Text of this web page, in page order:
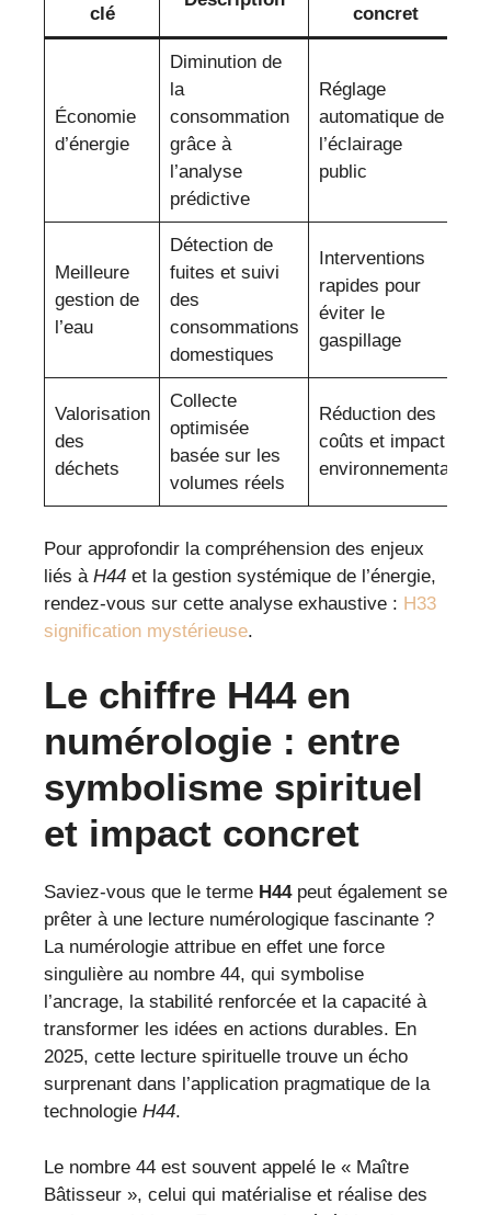
clé
concret
Économie
d’énergie
Diminution de
la
consommation
grâce à
l’analyse
prédictive
Réglage
automatique de
l’éclairage
public
Meilleure
gestion de
l’eau
Détection de
fuites et suivi
des
consommations
domestiques
Interventions
rapides pour
éviter le
gaspillage
Valorisation
des
déchets
Collecte
optimisée
basée sur les
volumes réels
Réduction des
coûts et impact
environnemental
Pour approfondir la compréhension des enjeux
liés à H44 et la gestion systémique de l’énergie,
rendez-vous sur cette analyse exhaustive : H33
signification mystérieuse.
Le chiffre H44 en
numérologie : entre
symbolisme spirituel
et impact concret
Saviez-vous que le terme H44peut également se
prêter à une lecture numérologique fascinante ?
La numérologie attribue en effet une force
singulière au nombre 44, qui symbolise
l’ancrage, la stabilité renforcée et la capacité à
transformer les idées en actions durables. En
2025, cette lecture spirituelle trouve un écho
surprenant dans l’application pragmatique de la
technologie H44.
Le nombre 44 est souvent appelé le « Maître
Bâtisseur », celui qui matérialise et réalise des